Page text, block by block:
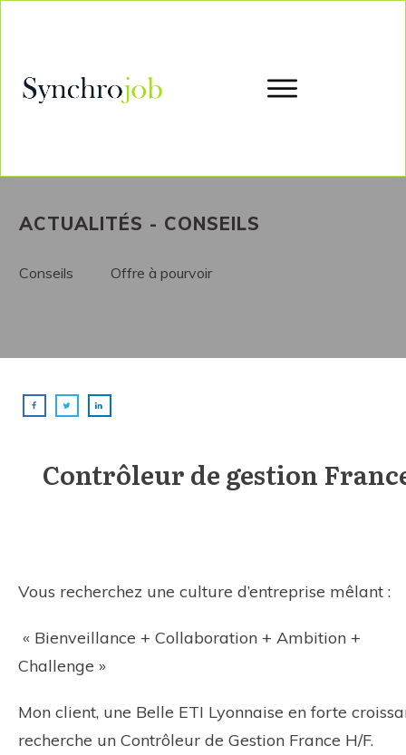
ACTUALITÉS - CONSEILS
Conseils Offre à pourvoir
Contrôleur de gestion
Vous recherchez une culture d’entreprise mêlant :
« Bienveillance + Collaboration + Ambition +
Challenge »
Mon client, une Belle ETI Lyonnaise en forte
recherche un Contrôleur de Gestion France H/F.